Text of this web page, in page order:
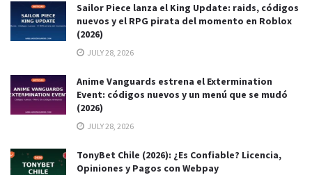
Sailor Piece lanza el King Update: raids, códigos
nuevos y el RPG pirata del momento en Roblox
(2026)
JULY 28, 2026
Anime Vanguards estrena el Extermination
Event: códigos nuevos y un menú que se mudó
(2026)
JULY 28, 2026
TonyBet Chile (2026): ¿Es Confiable? Licencia,
Opiniones y Pagos con Webpay